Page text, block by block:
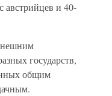
австрийцев и 40-
государств,
общим